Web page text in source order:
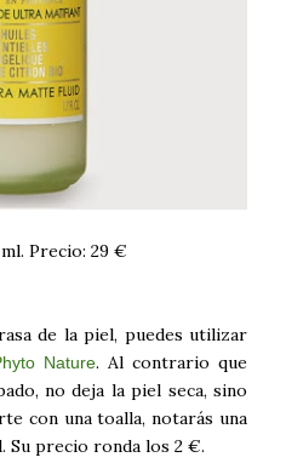
Precio: 29 €
de la piel, puedes utilizar
Nature. Al contrario que
no deja la piel seca, sino
con una toalla, notarás una
Su precio ronda los 2 €.